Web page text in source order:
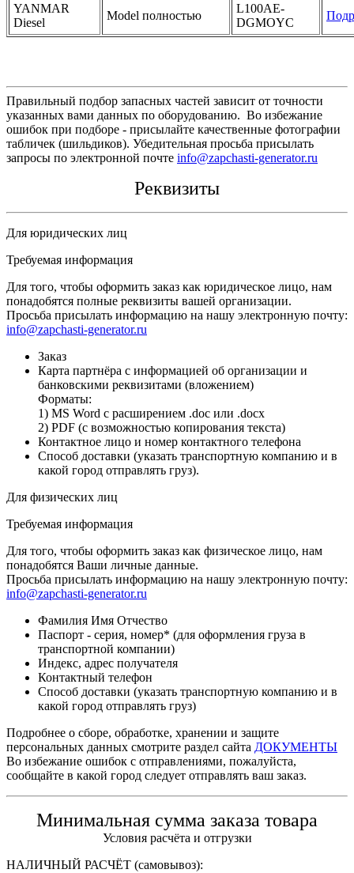
YANMAR
Diesel
Model полностью
L100AE-
DGMOYC
Правильный подбор запасных частей зависит от точности
указанных вами данных по оборудованию. Во избежание
ошибок при подборе - присылайте качественные фотографии
табличек (шильдиков). Убедительная просьба присылать
запросы по электронной почте info@zapchasti-generator.ru
Реквизиты
Для юридических лиц
Требуемая информация
Для того, чтобы оформить заказ как юридическое лицо, нам
понадобятся полные реквизиты вашей организации.
Просьба присылать информацию на нашу электронную почту:
info@zapchasti-generator.ru
Заказ
Карта партнёра с информацией об организации и
банковскими реквизитами (вложением)
Форматы:
1) MS Word с расширением .doc или .docx
2) PDF (с возможностью копирования текста)
Контактное лицо и номер контактного телефона
Способ доставки (указать транспортную компанию и в
какой город отправлять груз).
Для физических лиц
Требуемая информация
Для того, чтобы оформить заказ как физическое лицо, нам
понадобятся Ваши личные данные.
Просьба присылать информацию на нашу электронную почту:
info@zapchasti-generator.ru
Фамилия Имя Отчество
Паспорт - серия, номер* (для оформления груза в
транспортной компании)
Индекс, адрес получателя
Контактный телефон
Способ доставки (указать транспортную компанию и в
какой город отправлять груз)
Подробнее о сборе, обработке, хранении и защите
персональных данных смотрите раздел сайта ДОКУМЕНТЫ
Во избежание ошибок с отправлениями, пожалуйста,
сообщайте в какой город следует отправлять ваш заказ.
Минимальная сумма заказа товара
Условия расчёта и отгрузки
НАЛИЧНЫЙ РАСЧЁТ (самовывоз):